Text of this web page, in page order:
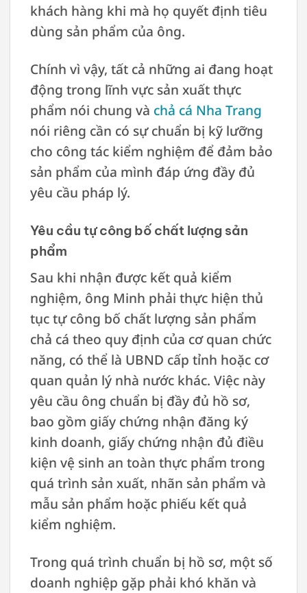
khách hàng khi mà họ quyết định tiêu
dùng sản phẩm của ông.
Chính vì vậy, tất cả những ai đang hoạt
động trong lĩnh vực sản xuất thực
phẩm nói chung và chả cá Nha Trang
nói riêng cần có sự chuẩn bị kỹ lưỡng
cho công tác kiểm nghiệm để đảm bảo
sản phẩm của mình đáp ứng đầy đủ
yêu cầu pháp lý.
Yêu cầu tự công bố chất lượng sản
phẩm
Sau khi nhận được kết quả kiểm
nghiệm, ông Minh phải thực hiện thủ
tục tự công bố chất lượng sản phẩm
chả cá theo quy định của cơ quan chức
năng, có thể là UBND cấp tỉnh hoặc cơ
quan quản lý nhà nước khác. Việc này
yêu cầu ông chuẩn bị đầy đủ hồ sơ,
bao gồm giấy chứng nhận đăng ký
kinh doanh, giấy chứng nhận đủ điều
kiện vệ sinh an toàn thực phẩm trong
quá trình sản xuất, nhãn sản phẩm và
mẫu sản phẩm hoặc phiếu kết quả
kiểm nghiệm.
Trong quá trình chuẩn bị hồ sơ, một số
doanh nghiệp gặp phải khó khăn và